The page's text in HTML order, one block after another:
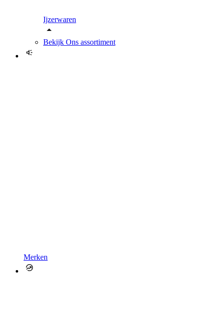
Ijzerwaren
Bekijk Ons assortiment
Merken